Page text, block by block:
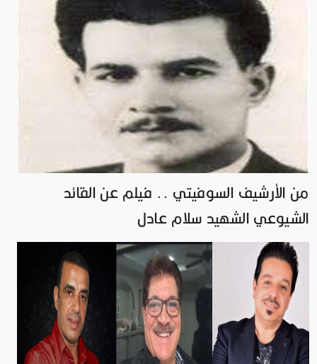
من الأرشيف السوفيتي .. فيلم عن القائد
الشيوعي الشهيد سلام عادل